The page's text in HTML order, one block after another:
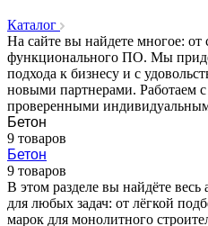
Каталог
На сайте вы найдете многое: от
функционального ПО. Мы
подхода к бизнесу и с
новыми партнерами. Работаем
проверенными
Бетон
9 товаров
Бетон
9 товаров
В этом разделе вы найдёте весь
для любых задач: от лёгкой
марок для монолитного